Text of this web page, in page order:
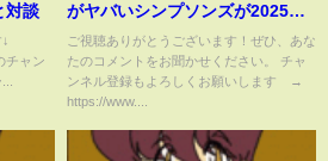
対談
チャン
がヤバいシンプソンズが2025年
に予言したのは日本… 【都市伝
説/予言/ミステリー】
ご視聴ありがとうございます！ぜひ、あな
たのコメントをお聞かせください。 チャ
ンネル登録もよろしくお願いします → ‪
https://www....